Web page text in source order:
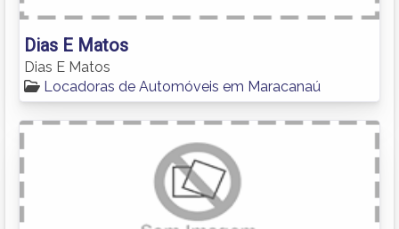
Dias E Matos
Dias E Matos
Locadoras de Automóveis em Maracanaú